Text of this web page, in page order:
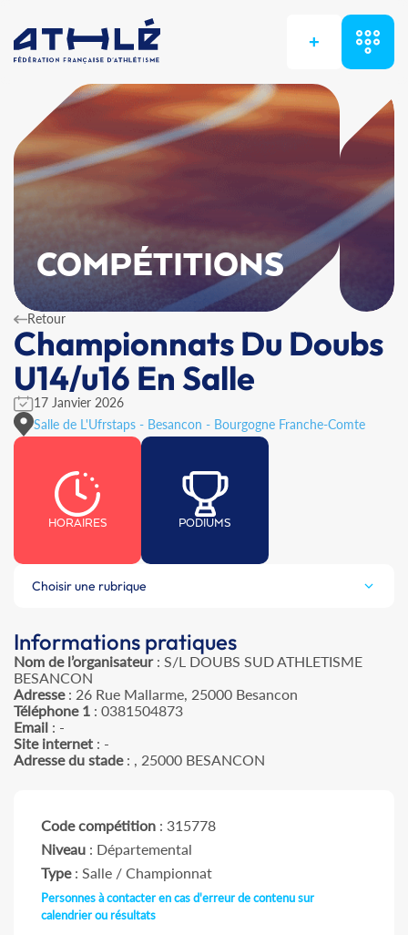
+
COMPÉTITIONS
Retour
Championnats Du Doubs
U14/u16 En Salle
17 Janvier 2026
Salle de L'Ufrstaps - Besancon - Bourgogne Franche-Comte
HORAIRES PODIUMS
Choisir une rubrique
Informations pratiques
Nom de l’organisateur: S/L DOUBS SUD ATHLETISME
BESANCON
Adresse: 26 Rue Mallarme, 25000 Besancon
Téléphone 1 : 0381504873
Email : -
Site internet : -
Adresse du stade: , 25000 BESANCON
Code compétition : 315778
Niveau : Départemental
Type: Salle / Championnat
Personnes à contacter en cas d'erreur de contenu sur
calendrier ou résultats